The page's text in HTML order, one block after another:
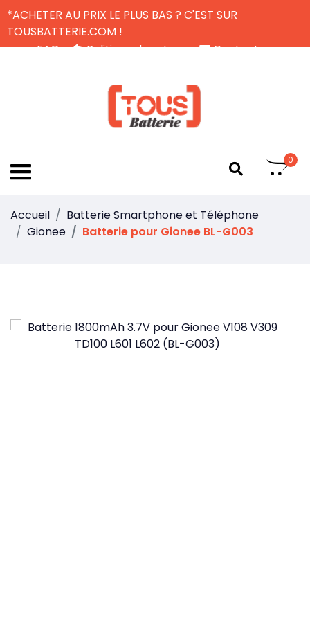
*ACHETER AU PRIX LE PLUS BAS ? C'EST SUR
TOUSBATTERIE.COM !
FAQ
Politique de retour
Contactez-nous
0
Accueil
Batterie Smartphone et Téléphone
Gionee
Batterie pour Gionee BL-G003